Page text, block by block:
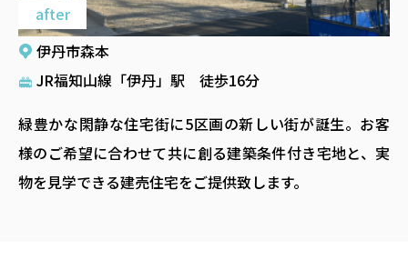
伊丹市森本
JR福知山線「伊丹」駅 徒歩16分
緑豊かな閑静な住宅街に5区画の新しい街が誕生。お客
様のご希望に合わせて共に創る建築条件付き宅地と、実
物を見学できる建売住宅をご提供致します。